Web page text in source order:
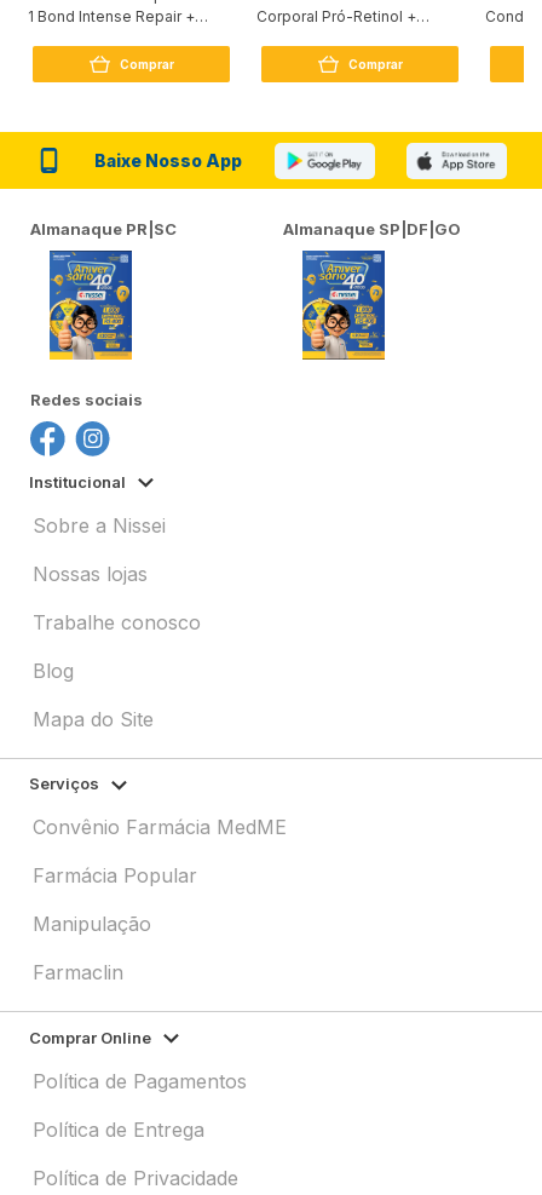
1 Bond Intense Repair +
Comprar
Corporal Pró-Retinol +
Comprar
Baixe Nosso App
Almanaque PR|SC Almanaque SP|DF|GO
Redes sociais
Institucional
Sobre a Nissei
Nossas lojas
Trabalhe conosco
Blog
Mapa do Site
Serviços
Convênio Farmácia MedME
Farmácia Popular
Manipulação
Farmaclin
Comprar Online
Política de Pagamentos
Política de Entrega
Política de Privacidade